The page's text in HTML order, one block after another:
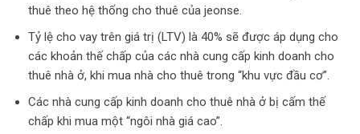
thuê theo hệ thống cho thuê của jeonse.
Tỷ lệ cho vay trên giá trị (LTV) là 40% sẽ được áp dụng cho
các khoản thế chấp của các nhà cung cấp kinh doanh cho
thuê nhà ở, khi mua nhà cho thuê trong “khu vực đầu cơ”.
Các nhà cung cấp kinh doanh cho thuê nhà ở bị cấm thế
chấp khi mua một “ngôi nhà giá cao”.